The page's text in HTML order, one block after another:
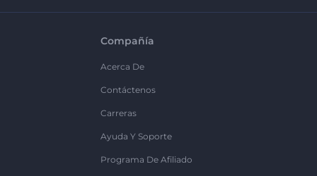
Compañía
Acerca De
Contáctenos
Carreras
Ayuda Y Soporte
Programa De Afiliado